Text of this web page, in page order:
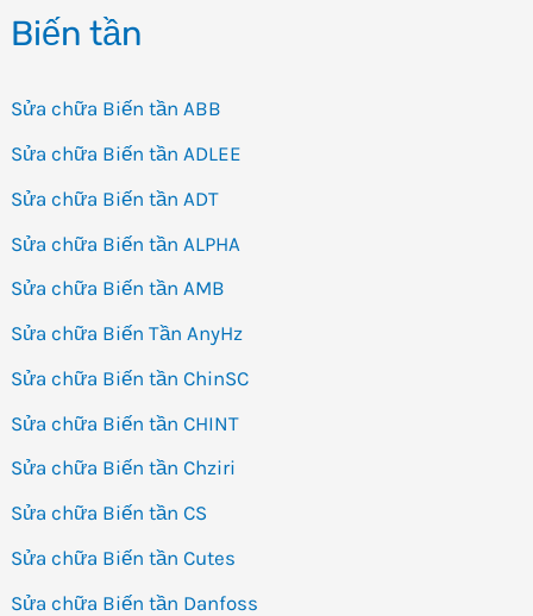
Biến tần
Sửa chữa Biến tần ABB
Sửa chữa Biến tần ADLEE
Sửa chữa Biến tần ADT
Sửa chữa Biến tần ALPHA
Sửa chữa Biến tần AMB
Sửa chữa Biến Tần AnyHz
Sửa chữa Biến tần ChinSC
Sửa chữa Biến tần CHINT
Sửa chữa Biến tần Chziri
Sửa chữa Biến tần CS
Sửa chữa Biến tần Cutes
Sửa chữa Biến tần Danfoss